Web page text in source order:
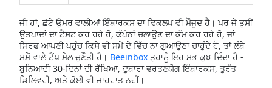
ਜੀ ਹਾਂ, ਛੋਟੇ ਉਮਰ ਵਾਲੀਆਂ ਇੰਬਾਰਕਸ ਦਾ ਵਿਕਲਪ ਵੀ ਮੌਜੂਦ ਹੈ। ਪਰ ਜੇ ਤੁਸੀਂ
ਉਤਪਾਦਾਂ ਦਾ ਟੈਸਟ ਕਰ ਰਹੇ ਹੋ, ਕੰਪੇਨਾਂ ਚਲਾਉਣ ਦਾ ਕੰਮ ਕਰ ਰਹੇ ਹੋ, ਜਾਂ
ਸਿਰਫ ਆਪਣੀ ਪਹੁੰਚ ਕਿਸੇ ਵੀ ਸਮੇਂ ਦੇ ਵਿੱਚ ਨਾ ਗੁਆਉਣਾ ਚਾਹੁੰਦੇ ਹੋ, ਤਾਂ ਲੰਬੇ
ਸਮੇਂ ਵਾਲੇ ਟੈਂਪ ਮੇਲ ਚੁਣੌਤੀ ਹੈ। Beeinboxਤੁਹਾਨੂੰ ਇਹ ਸਭ ਕੁਝ ਦਿੰਦਾ ਹੈ -
ਬੁਨਿਆਦੀ 30-ਦਿਨਾਂ ਦੀ ਰੱਖਿਆ, ਦੁਬਾਰਾ ਵਰਤਣਯੋਗ ਇੰਬਾਰਕਸ, ਤੁਰੰਤ
ਡਿਲਿਵਰੀ, ਅਤੇ ਕੋਈ ਵੀ ਜਾਹਰਾਤ ਨਹੀਂ।